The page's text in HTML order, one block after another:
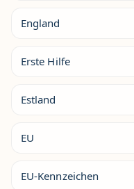
England
Erste Hilfe
Estland
EU
EU-Kennzeichen